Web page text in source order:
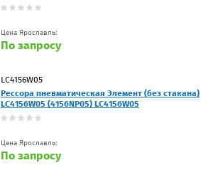
Цена Ярославль:
По запросу
LC4156W05
Рессора пневматическая Элемент (без стакана)
LC4156W05 (4156NP05) LC4156W05
Цена Ярославль:
По запросу